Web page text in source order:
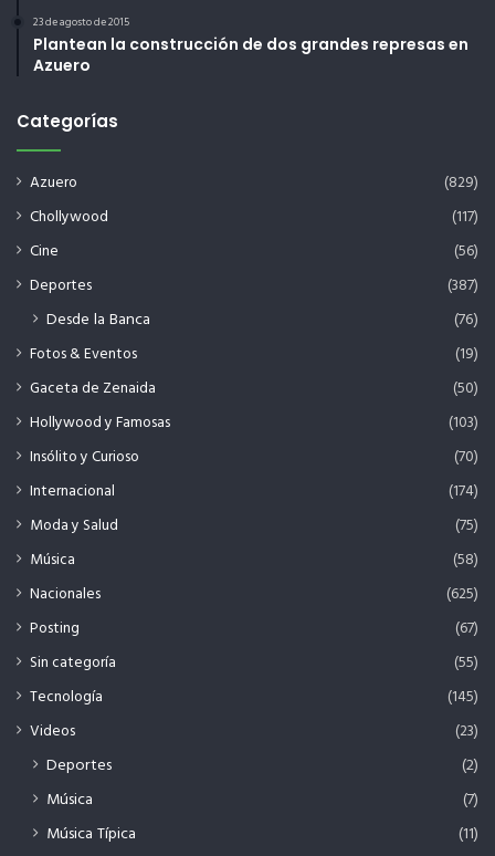
23 de agosto de 2015
Plantean la construcción de dos grandes represas en
Azuero
Categorías
Azuero
(829)
Chollywood
(117)
Cine
(56)
Deportes
(387)
Desde la Banca (76)
Fotos & Eventos
(19)
Gaceta de Zenaida
(50)
Hollywood y Famosas
(103)
Insólito y Curioso
(70)
Internacional
(174)
Moda y Salud
(75)
Música
(58)
Nacionales
(625)
Posting
(67)
Sin categoría
(55)
Tecnología
(145)
Videos
(23)
Deportes
(2)
Música
(7)
Música Típica
(11)